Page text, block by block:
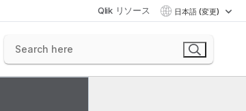
Qlik リソース 日本語 (変更)